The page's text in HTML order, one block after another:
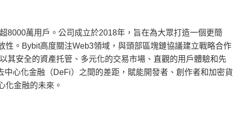
8000萬用戶。公司成立於2018年，旨在為大眾打造一個更簡
。Bybit高度關注Web3領域，與頭部區塊鏈協議建立戰略合作
其安全的資產托管、多元化的交易市場、直觀的用戶體驗和先
心化金融（DeFi）之間的差距，賦能開發者、創作者和加密貨
化金融的未來。